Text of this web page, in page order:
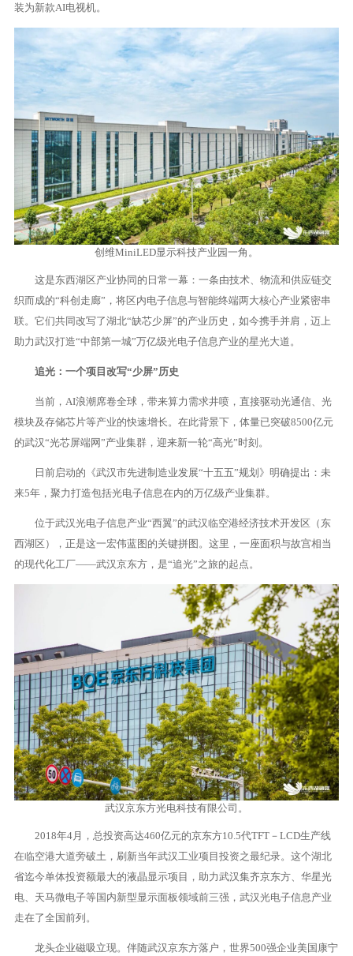
装为新款AI电视机。
创维MiniLED显示科技产业园一角。
这是东西湖区产业协同的日常一幕：一条由技术、物流和供应链交
织而成的“科创走廊”，将区内电子信息与智能终端两大核心产业紧密串
联。它们共同改写了湖北“缺芯少屏”的产业历史，如今携手并肩，迈上
助力武汉打造“中部第一城”万亿级光电子信息产业的星光大道。
追光：一个项目改写“少屏”历史
当前，AI浪潮席卷全球，带来算力需求井喷，直接驱动光通信、光
模块及存储芯片等产业的快速增长。在此背景下，体量已突破8500亿元
的武汉“光芯屏端网”产业集群，迎来新一轮“高光”时刻。
日前启动的《武汉市先进制造业发展“十五五”规划》明确提出：未
来5年，聚力打造包括光电子信息在内的万亿级产业集群。
位于武汉光电子信息产业“西翼”的武汉临空港经济技术开发区（东
西湖区），正是这一宏伟蓝图的关键拼图。这里，一座面积与故宫相当
的现代化工厂——武汉京东方，是“追光”之旅的起点。
武汉京东方光电科技有限公司。
2018年4月，总投资高达460亿元的京东方10.5代TFT－LCD生产线
在临空港大道旁破土，刷新当年武汉工业项目投资之最纪录。这个湖北
省迄今单体投资额最大的液晶显示项目，助力武汉集齐京东方、华星光
电、天马微电子等国内新型显示面板领域前三强，武汉光电子信息产业
走在了全国前列。
龙头企业磁吸立现。伴随武汉京东方落户，世界500强企业美国康宁